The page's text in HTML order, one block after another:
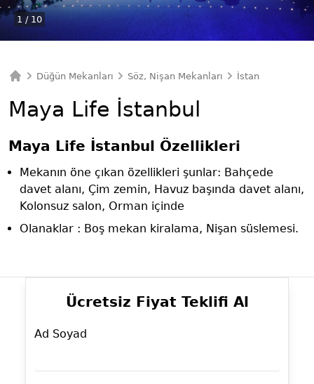
1 / 10
Düğün Mekanları Söz, Nişan Mekanları İstanbul Söz,
Maya Life İstanbul
Maya Life İstanbul Özellikleri
Mekanın öne çıkan özellikleri şunlar: Bahçede
davet alanı, Çim zemin, Havuz başında davet alanı,
Kolonsuz salon, Orman içinde
Olanaklar : Boş mekan kiralama, Nişan süslemesi.
Ücretsiz Fiyat Teklifi Al
Ad Soyad